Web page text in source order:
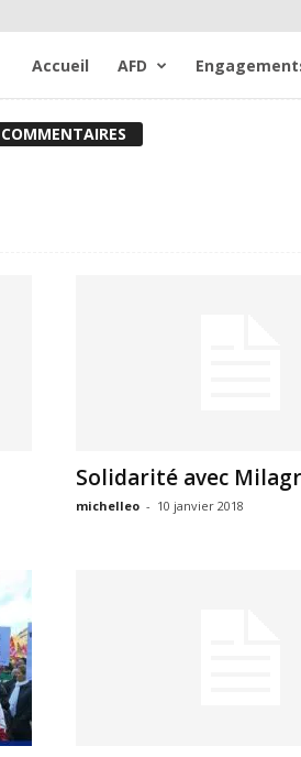
Accueil AFD
Solidarité avec
michelleo - 10 janvier 2018